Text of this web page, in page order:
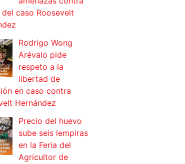
caso Roosevelt
Rodrigo Wong
Arévalo pide
respeto a la
libertad de
en caso contra
Hernández
Precio del huevo
sube seis lempiras
en la Feria del
Agricultor de